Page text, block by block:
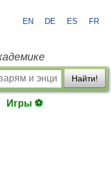
EN DE ES FR
Найти!
Игры ⚽